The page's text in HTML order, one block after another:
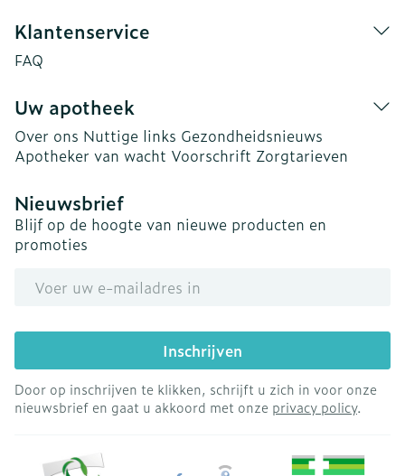
Klantenservice
FAQ
Uw apotheek
Over ons Nuttige links Gezondheidsnieuws
Apotheker van wacht Voorschrift Zorgtarieven
Nieuwsbrief
Blijf op de hoogte van nieuwe producten en
promoties
Inschrijven
Door op inschrijven te klikken, schrijft u zich in voor onze
nieuwsbrief en gaat u akkoord met onze privacy policy.